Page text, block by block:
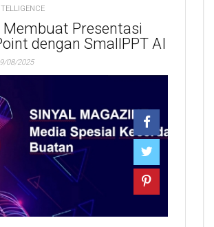
Membuat Presentasi
dengan SmallPPT AI
08/2025